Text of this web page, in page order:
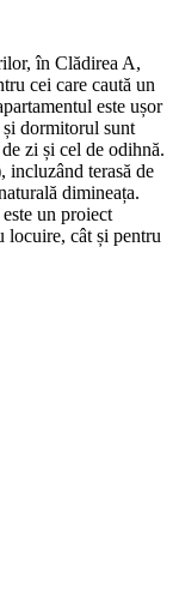
în Clădirea A,
cei care caută un
este ușor
dormitorul sunt
zi și cel de odihnă.
incluzând terasă de
dimineața.
un proiect
locuire, cât și pentru